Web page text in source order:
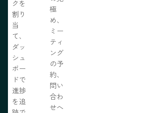
クを
割り
当
て、
ダッ
シュ
ボー
ドで
進捗
を追
極
め、
ミー
ティ
ング
の予
約、
問い
合わ
せへ